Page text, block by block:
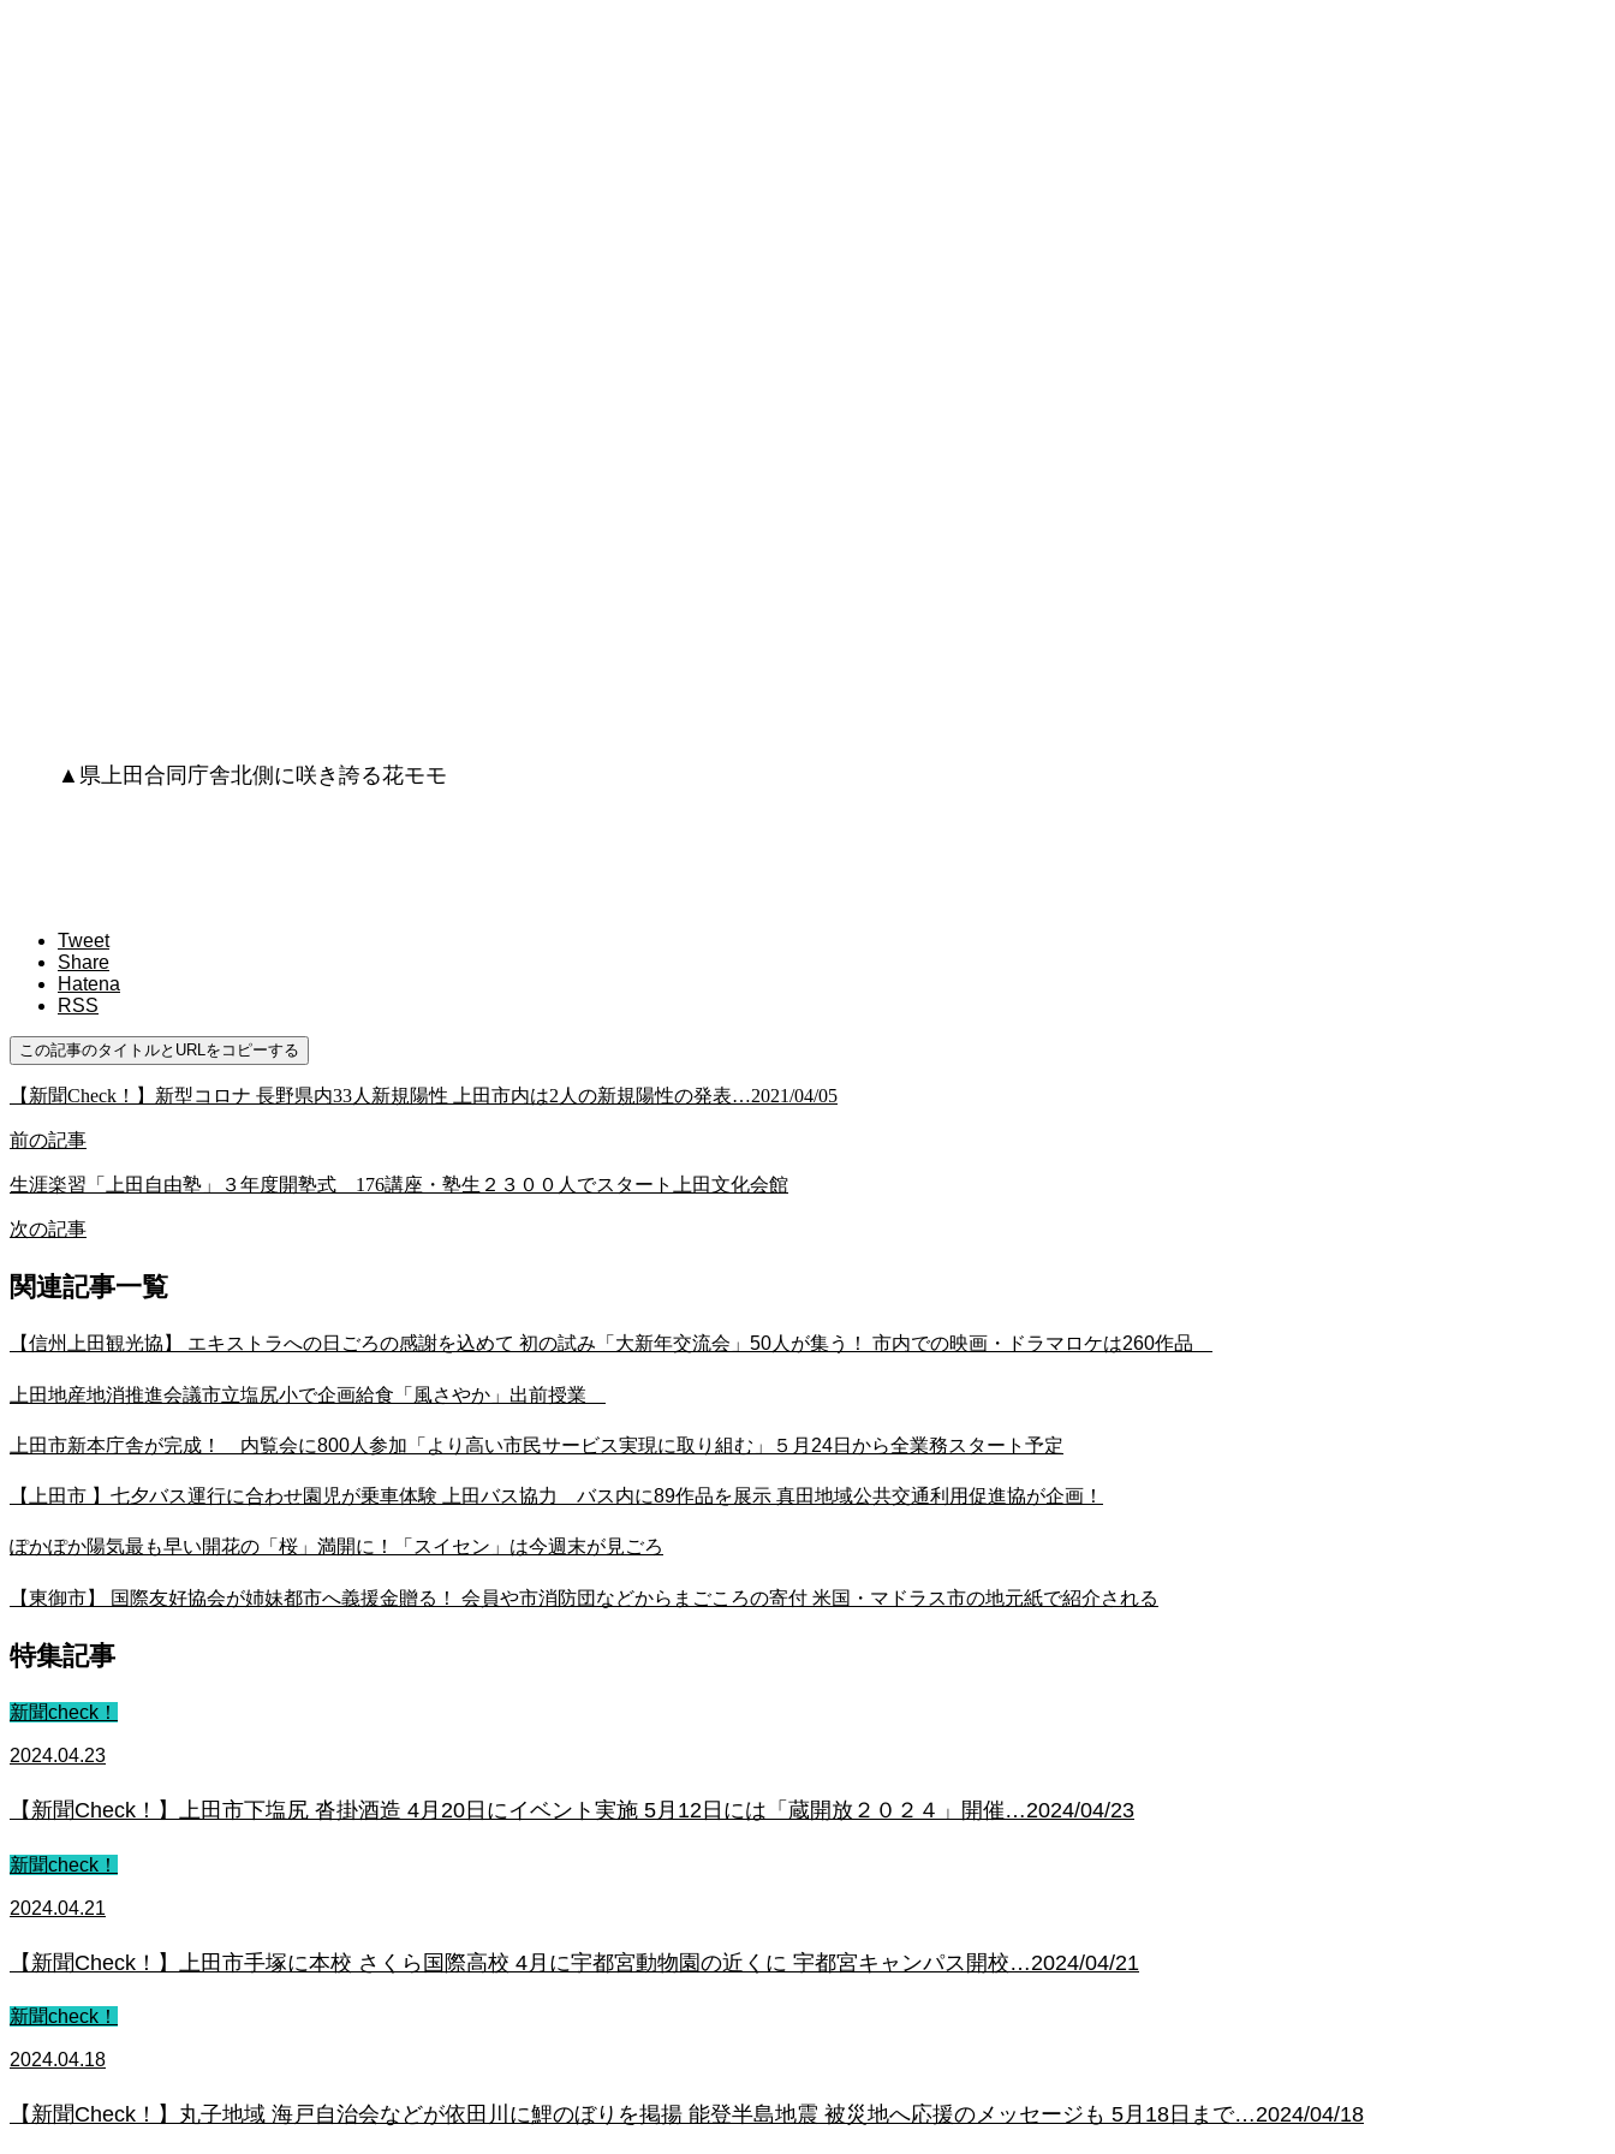
▲県上田合同庁舎北側に咲き誇る花モモ
Tweet
Share
Hatena
RSS
この記事のタイトルとURLをコピーする
【新聞Check！】新型コロナ 長野県内33人新規陽性 上田市内は2人の新規陽性の発表…2021/04/05
前の記事
生涯楽習「上田自由塾」３年度開塾式 176講座・塾生２３００人でスタート上田文化会館
次の記事
関連記事一覧
【信州上田観光協】 エキストラへの日ごろの感謝を込めて 初の試み「大新年交流会」50人が集う！ 市内での映画・ドラマロケは260作品
上田地産地消推進会議市立塩尻小で企画給食「風さやか」出前授業
上田市新本庁舎が完成！ 内覧会に800人参加「より高い市民サービス実現に取り組む」５月24日から全業務スタート予定
【上田市 】七夕バス運行に合わせ園児が乗車体験 上田バス協力 バス内に89作品を展示 真田地域公共交通利用促進協が企画！
ぽかぽか陽気最も早い開花の「桜」満開に！「スイセン」は今週末が見ごろ
【東御市】 国際友好協会が姉妹都市へ義援金贈る！ 会員や市消防団などからまごころの寄付 米国・マドラス市の地元紙で紹介される
特集記事
新聞check！
2024.04.23
【新聞Check！】上田市下塩尻 沓掛酒造 4月20日にイベント実施 5月12日には「蔵開放２０２４」開催…2024/04/23
新聞check！
2024.04.21
【新聞Check！】上田市手塚に本校 さくら国際高校 4月に宇都宮動物園の近くに 宇都宮キャンパス開校…2024/04/21
新聞check！
2024.04.18
【新聞Check！】丸子地域 海戸自治会などが依田川に鯉のぼりを掲揚 能登半島地震 被災地へ応援のメッセージも 5月18日まで…2024/04/18